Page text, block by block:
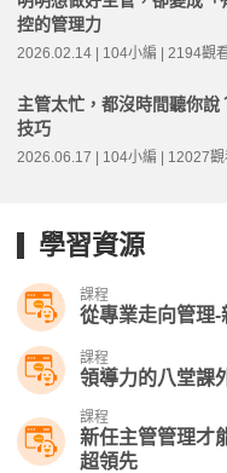
控的管理力
2026.02.14 | 104小編 | 2194觀
主管太忙，都沒時間聽你
技巧
2026.06.17 | 104小編 | 12027
學習資源
課程
從專業走向管理-
課程
領導力的八堂課
課程
新任主管管理才
超領先